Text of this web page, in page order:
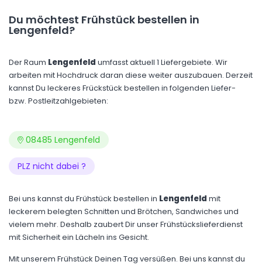
Du möchtest Frühstück bestellen in
Lengenfeld?
Der Raum Lengenfeld umfasst aktuell 1 Liefergebiete. Wir
arbeiten mit Hochdruck daran diese weiter auszubauen. Derzeit
kannst Du leckeres Frückstück bestellen in folgenden Liefer-
bzw. Postleitzahlgebieten:
08485 Lengenfeld
PLZ nicht dabei ?
Bei uns kannst du Frühstück bestellen in Lengenfeld mit
leckerem belegten Schnitten und Brötchen, Sandwiches und
vielem mehr. Deshalb zaubert Dir unser Frühstückslieferdienst
mit Sicherheit ein Lächeln ins Gesicht.
Mit unserem Frühstück Deinen Tag versüßen. Bei uns kannst du